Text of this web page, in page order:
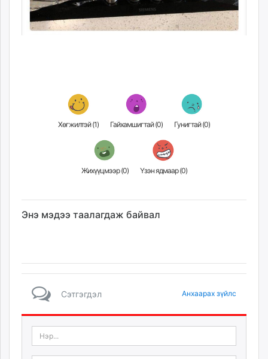
Хөгжилтэй (1) Гайхамшигтай (0) Гунигтай (0)
Жихүүцмээр (0) Үзэн ядмаар (0)
Энэ мэдээ таалагдаж байвал
Сэтгэгдэл Анхаарах зүйлс